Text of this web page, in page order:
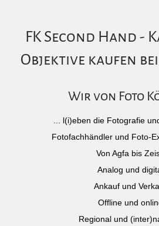
FK Second Hand -
Objektive kaufen
Wir von Foto
... l(i)eben die Fotografie
Fotofachhändler und Foto-
Von Agfa bis
Analog und
Ankauf und
Offline und
Regional und